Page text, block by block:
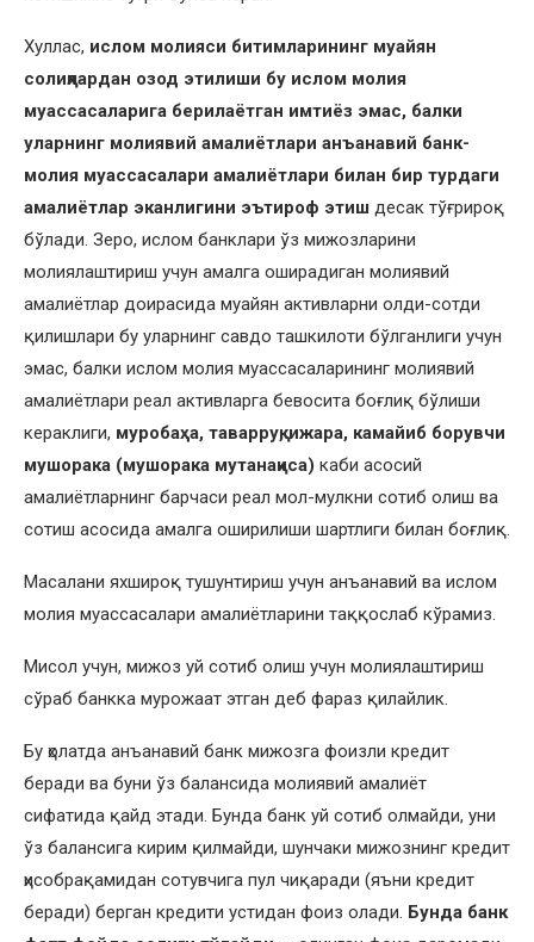
Хуллас, ислом молияси битимларининг муайян
солиқлардан озод этилиши бу ислом молия
муассасаларига берилаётган имтиёз эмас, балки
уларнинг молиявий амалиётлари анъанавий банк-
молия муассасалари амалиётлари билан бир турдаги
амалиётлар эканлигини эътироф этиш десак тўғрироқ
бўлади. Зеро, ислом банклари ўз мижозларини
молиялаштириш учун амалга оширадиган молиявий
амалиётлар доирасида муайян активларни олди-сотди
қилишлари бу уларнинг савдо ташкилоти бўлганлиги учун
эмас, балки ислом молия муассасаларининг молиявий
амалиётлари реал активларга бевосита боғлиқ бўлиши
кераклиги, муробаҳа, таварруқ, ижара, камайиб борувчи
мушорака (мушорака мутанақиса) каби асосий
амалиётларнинг барчаси реал мол-мулкни сотиб олиш ва
сотиш асосида амалга оширилиши шартлиги билан боғлиқ.
Масалани яхшироқ тушунтириш учун анъанавий ва ислом
молия муассасалари амалиётларини таққослаб кўрамиз.
Мисол учун, мижоз уй сотиб олиш учун молиялаштириш
сўраб банкка мурожаат этган деб фараз қилайлик.
Бу ҳолатда анъанавий банк мижозга фоизли кредит
беради ва буни ўз балансида молиявий амалиёт
сифатида қайд этади. Бунда банк уй сотиб олмайди, уни
ўз балансига кирим қилмайди, шунчаки мижознинг кредит
ҳисобрақамидан сотувчига пул чиқаради (яъни кредит
беради) берган кредити устидан фоиз олади. Бунда банк